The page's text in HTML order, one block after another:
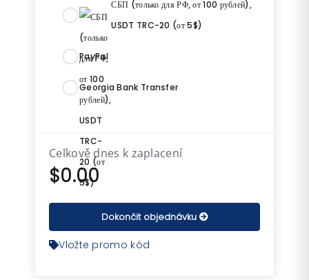
СБП (только для РФ, от 100 рублей),
USDT TRC-20 (от 5$)
PayPal
Georgia Bank Transfer
Celkově dnes k zaplacení
$0.00
Dokončit objednávku
Vložte promo kód